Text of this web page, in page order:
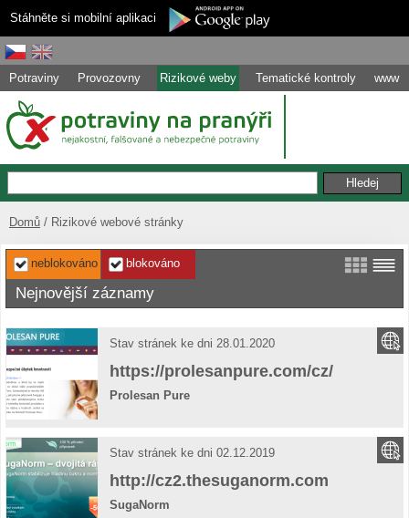
Stáhněte si mobilní aplikaci
Potraviny Provozovny Rizikové weby Tematické kontroly www
Domů Rizikové webové stránky
neblokováno blokováno
Nejnovější záznamy
Stav stránek ke dni 28.01.2020
https://prolesanpure.com/cz/
Prolesan Pure
Stav stránek ke dni 02.12.2019
http://cz2.thesuganorm.com
SugaNorm